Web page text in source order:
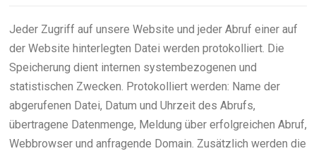
Jeder Zugriff auf unsere Website und jeder Abruf einer auf
der Website hinterlegten Datei werden protokolliert. Die
Speicherung dient internen systembezogenen und
statistischen Zwecken. Protokolliert werden: Name der
abgerufenen Datei, Datum und Uhrzeit des Abrufs,
übertragene Datenmenge, Meldung über erfolgreichen Abruf,
Webbrowser und anfragende Domain. Zusätzlich werden die